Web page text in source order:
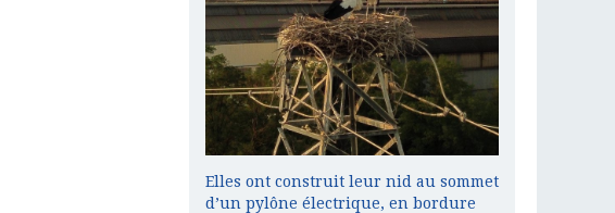
Elles ont construit leur nid au sommet
d’un pylône électrique, en bordure